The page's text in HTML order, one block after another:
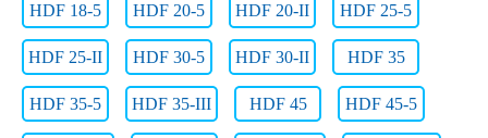
HDF 18-5 HDF 20-5 HDF 20-II HDF 25-5
HDF 25-II HDF 30-5 HDF 30-II HDF 35
HDF 35-5 HDF 35-III HDF 45 HDF 45-5